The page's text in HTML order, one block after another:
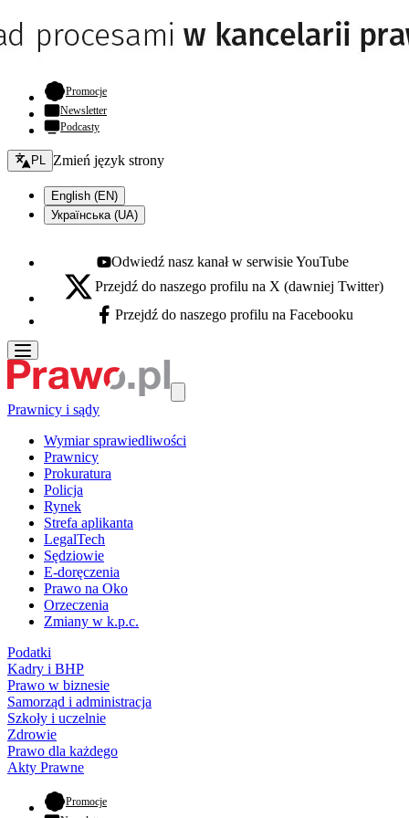
Promocje- otwiera się w nowej karcie
Newsletter
Podcasty
Zmień język - bieżący:
PL Zmień język strony
English (EN)
Українська (UA)
Youtube - otwiera się w nowej karcie
Odwiedź nasz kanał w serwisie YouTube
X - otwiera się w nowej karcie
Przejdź do naszego profilu na X (dawniej Twitter)
Facebook - otwiera się w nowej karcie
Przejdź do naszego profilu na Facebooku
Prawnicy i sądy
Wymiar sprawiedliwości
Prawnicy
Prokuratura
Policja
Rynek
Strefa aplikanta
LegalTech
Sędziowie
E-doręczenia
Prawo na Oko
Orzeczenia
Zmiany w k.p.c.
Podatki
Kadry i BHP
Prawo w biznesie
Samorząd i administracja
Szkoły i uczelnie
Zdrowie
Prawo dla każdego
Akty Prawne
Promocje- otwiera się w nowej karcie